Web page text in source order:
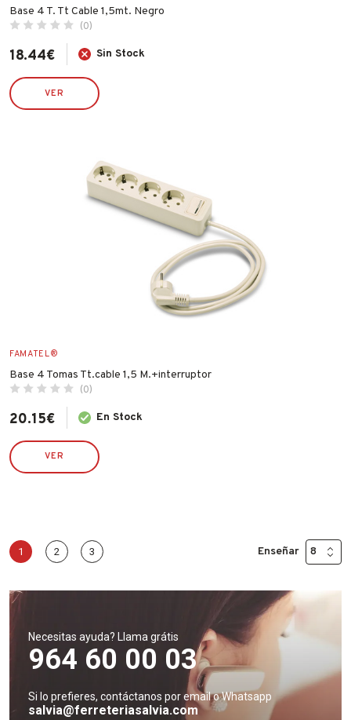
Base 4 T. Tt Cable 1,5mt. Negro
(0)
18.44€ Sin Stock
VER
FAMATEL®
Base 4 Tomas Tt.cable 1,5 M.+interruptor
(0)
20.15€ En Stock
VER
1 2 3 Enseñar
Necesitas ayuda? Llama grátis
964 60 00 03
Si lo prefieres, contáctanos por email o Whatsapp
salvia@ferreteriasalvia.com